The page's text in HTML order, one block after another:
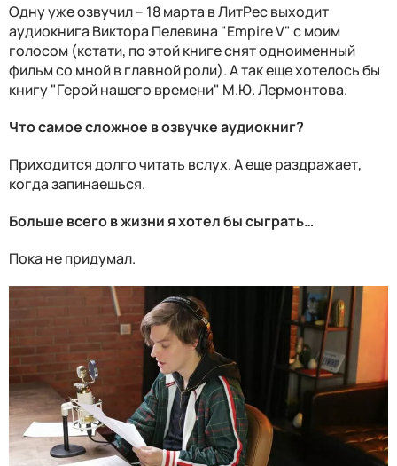
Одну уже озвучил – 18 марта в ЛитРес выходит
аудиокнига Виктора Пелевина "Empire V" с моим
голосом (кстати, по этой книге снят одноименный
фильм со мной в главной роли). А так еще хотелось бы
книгу "Герой нашего времени" М.Ю. Лермонтова.
Что самое сложное в озвучке аудиокниг?
Приходится долго читать вслух. А еще раздражает,
когда запинаешься.
Больше всего в жизни я хотел бы сыграть…
Пока не придумал.